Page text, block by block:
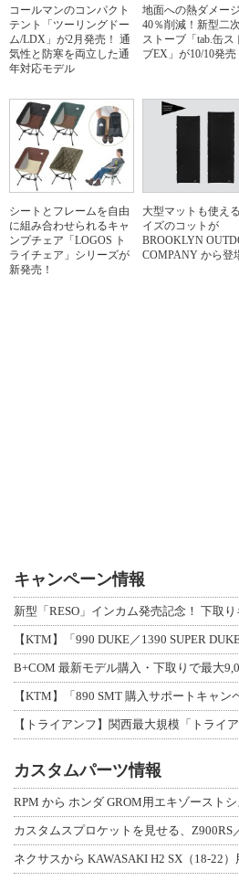
コールマンのコンパクト
テント「ツーリングドー
ム/LDX」が2月発売！ 通
気性と防寒を両立した通
年対応モデル
地面への熱ダメー
40％削減！新型二
ストーブ「tab.缶ス
ブEX」が10/10発売
シートとフレームを自由
に組み合わせられるキャ
ンプチェア「LOGOS ト
ライチェア」シリーズが
新発売！
大型マットも使え
イズのコットが
BROOKLYN
COMPANY から登
キャンペーン情報
【KTM】「990 DUKE／1390 SUPER
【KTM】「890 SMT 購入サポートキャ
カスタムパーツ情報
ネクサスから KAWASAKI H2 SX（18-22